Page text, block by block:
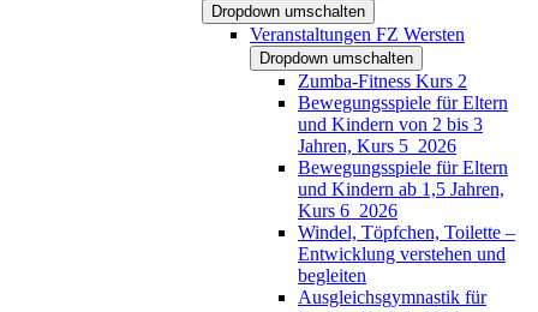
Dropdown umschalten
Veranstaltungen FZ Wersten
Dropdown umschalten
Zumba-Fitness Kurs 2
Bewegungsspiele für Eltern
und Kindern von 2 bis 3
Jahren, Kurs 5_2026
Bewegungsspiele für Eltern
und Kindern ab 1,5 Jahren,
Kurs 6_2026
Windel, Töpfchen, Toilette –
Entwicklung verstehen und
begleiten
Ausgleichsgymnastik für